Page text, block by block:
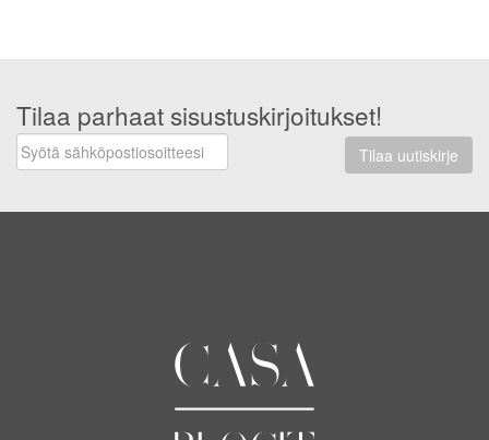
Tilaa parhaat sisustuskirjoitukset!
Tilaa uutiskirje